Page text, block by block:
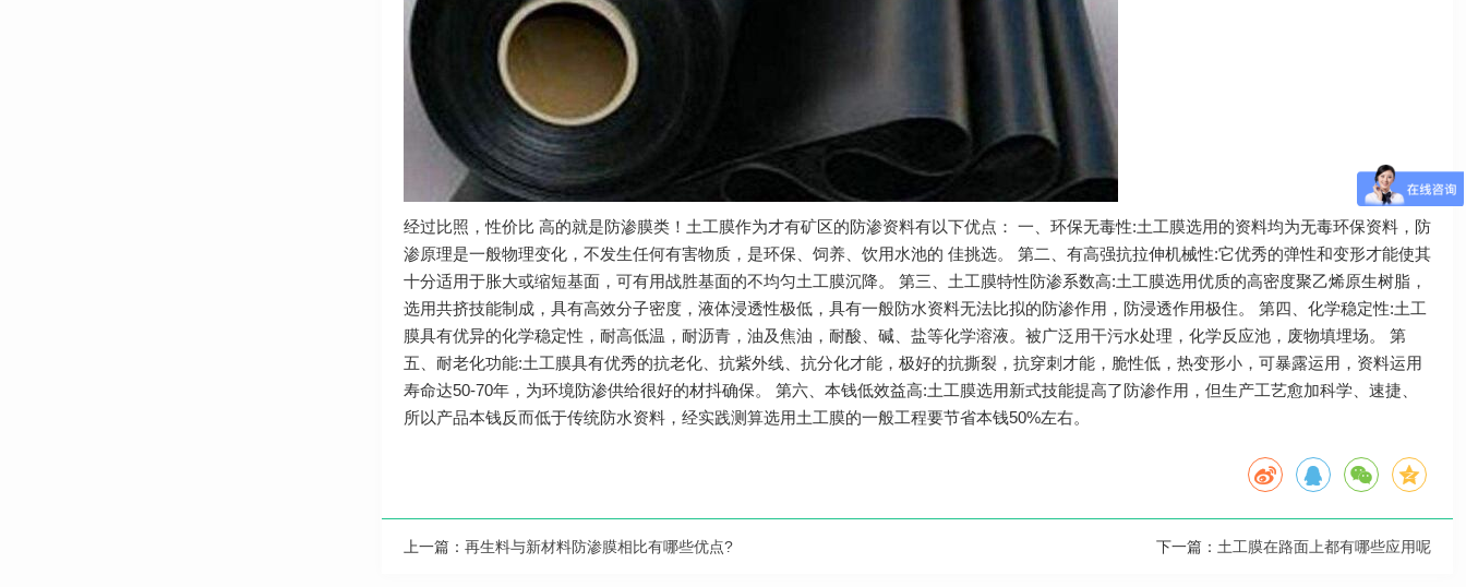
经过比照，性价比 高的就是防渗膜类！土工膜作为才有矿区的防渗资料有以下优点： 一、环保无毒性:土工膜选用的资料均为无毒环保资料，防
渗原理是一般物理变化，不发生任何有害物质，是环保、饲养、饮用水池的 佳挑选。 第二、有高强抗拉伸机械性:它优秀的弹性和变形才能使其
十分适用于胀大或缩短基面，可有用战胜基面的不均匀土工膜沉降。 第三、土工膜特性防渗系数高:土工膜选用优质的高密度聚乙烯原生树脂，
选用共挤技能制成，具有高效分子密度，液体浸透性极低，具有一般防水资料无法比拟的防渗作用，防浸透作用极住。 第四、化学稳定性:土工
膜具有优异的化学稳定性，耐高低温，耐沥青，油及焦油，耐酸、碱、盐等化学溶液。被广泛用干污水处理，化学反应池，废物填埋场。 第
五、耐老化功能:土工膜具有优秀的抗老化、抗紫外线、抗分化才能，极好的抗撕裂，抗穿刺才能，脆性低，热变形小，可暴露运用，资料运用
寿命达50-70年，为环境防渗供给很好的材抖确保。 第六、本钱低效益高:土工膜选用新式技能提高了防渗作用，但生产工艺愈加科学、速捷、
所以产品本钱反而低于传统防水资料，经实践测算选用土工膜的一般工程要节省本钱50%左右。
上一篇： 再生料与新材料防渗膜相比有哪些优点? 下一篇： 土工膜在路面上都有哪些应用呢